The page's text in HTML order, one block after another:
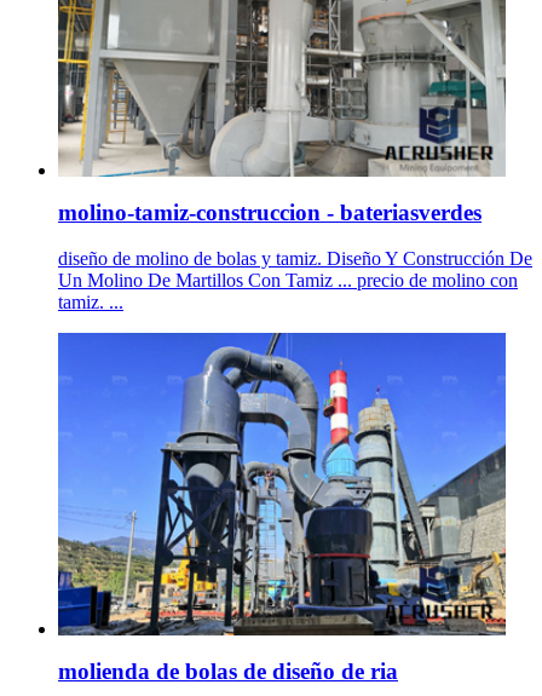
molino-tamiz-construccion - bateriasverdes
diseño de molino de bolas y tamiz. Diseño Y Construcción De
Un Molino De Martillos Con Tamiz ... precio de molino con
tamiz. ...
molienda de bolas de diseño de ria